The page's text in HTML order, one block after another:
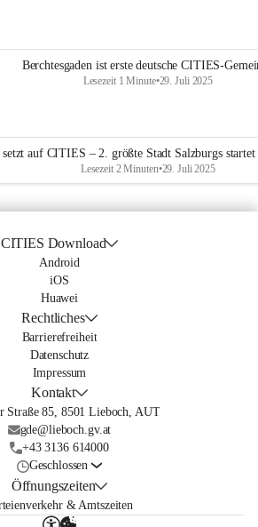
Berchtesgaden ist erste deutsche CITIES-
Lesezeit 1 Minute•29. Juli 2025
auf CITIES – 2. größte Stadt Salzburgs
Lesezeit 2 Minuten•29. Juli 2025
CITIES Download
Android
iOS
Huawei
Rechtliches
Barrierefreiheit
Datenschutz
Impressum
Kontakt
Straße 85, 8501 Lieboch, AUT
gde@lieboch.gv.at
+43 3136 614000
Geschlossen
Öffnungszeiten
& Amtszeiten